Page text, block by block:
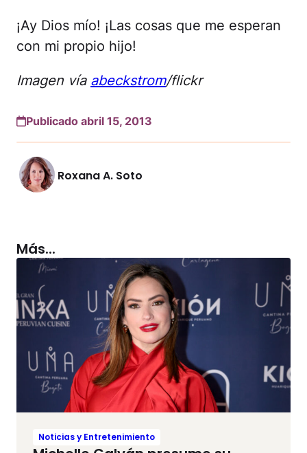
¡Ay Dios mío! ¡Las cosas que me esperan
con mi propio hijo!
Imagen vía abeckstrom/flickr
Publicado abril 15, 2013
Roxana A. Soto
Más...
Noticias y Entretenimiento